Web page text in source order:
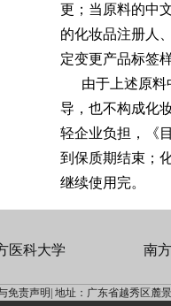
更；当原料的中
的化妆品注册人
定变更产品标签
由于上述原
导，也不构成化
轻企业负担，《
到保质期结束；
继续使用完。
医科大学 南
免责声明| 地址：广东省越秀区麓